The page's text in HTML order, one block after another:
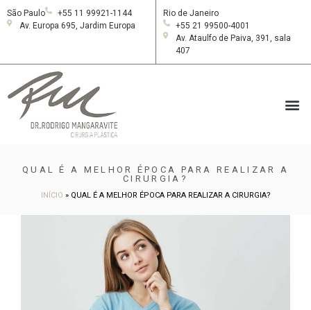
São Paulo
+55 11 99921-1144
Av. Europa 695, Jardim Europa
Rio de Janeiro
+55 21 99500-4001
Av. Ataulfo de Paiva, 391, sala
407
QUAL É A MELHOR ÉPOCA PARA REALIZAR A
CIRURGIA?
INÍCIO » QUAL É A MELHOR ÉPOCA PARA REALIZAR A CIRURGIA?